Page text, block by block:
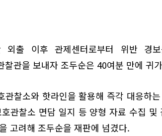
외출 이후 관제센터로부터 위반 경
찰관을 보내자 조두순은 40여분 만에 귀
관찰소와 핫라인을 활용해 즉각 대응하
관찰소 면담 일지 등 양형 자료 수집 및
고려해 조두순을 재판에 넘겼다.